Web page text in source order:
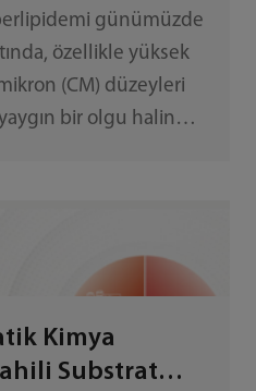
günümüzde
özellikle yüksek
(CM) düzeyleri
bir olgu haline
ile
Kimya
Substrat